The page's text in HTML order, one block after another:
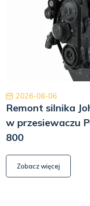
2026-08-06
Remont silnika
w przesiewaczu
800
Zobacz więcej